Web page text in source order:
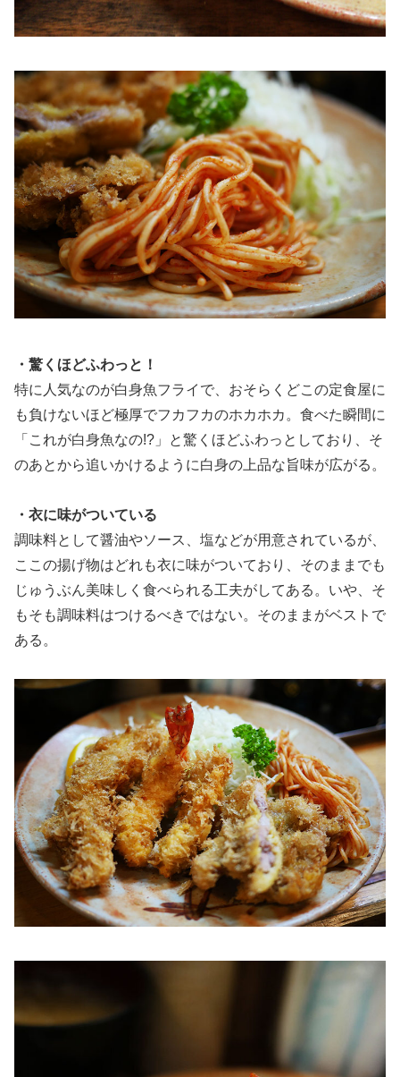
・驚くほどふわっと！
特に人気なのが白身魚フライで、おそらくどこの定食屋に
も負けないほど極厚でフカフカのホカホカ。食べた瞬間に
「これが白身魚なの!?」と驚くほどふわっとしており、そ
のあとから追いかけるように白身の上品な旨味が広がる。
・衣に味がついている
調味料として醤油やソース、塩などが用意されているが、
ここの揚げ物はどれも衣に味がついており、そのままでも
じゅうぶん美味しく食べられる工夫がしてある。いや、そ
もそも調味料はつけるべきではない。そのままがベストで
ある。